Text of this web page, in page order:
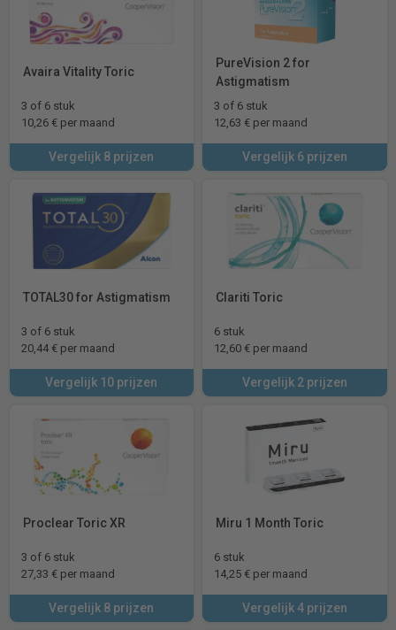
Avaira Vitality Toric
3 of 6 stuk
10,26 € per maand
Vergelijk 8 prijzen
PureVision 2 for
Astigmatism
3 of 6 stuk
12,63 € per maand
Vergelijk 6 prijzen
TOTAL30 for Astigmatism
3 of 6 stuk
20,44 € per maand
Vergelijk 10 prijzen
Clariti Toric
6 stuk
12,60 € per maand
Vergelijk 2 prijzen
Proclear Toric XR
3 of 6 stuk
27,33 € per maand
Vergelijk 8 prijzen
Miru 1 Month Toric
6 stuk
14,25 € per maand
Vergelijk 4 prijzen